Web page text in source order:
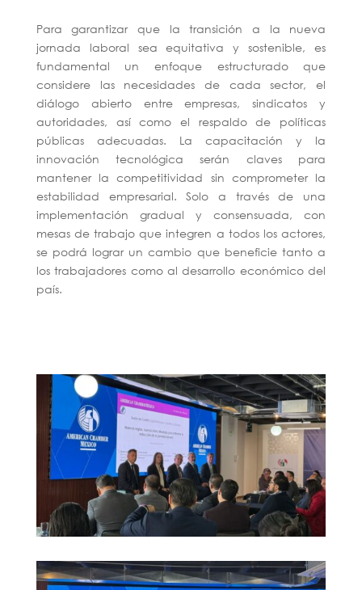
Para garantizar que la transición a la nueva
jornada laboral sea equitativa y sostenible, es
fundamental un enfoque estructurado que
considere las necesidades de cada sector, el
diálogo abierto entre empresas, sindicatos y
autoridades, así como el respaldo de políticas
públicas adecuadas. La capacitación y la
innovación tecnológica serán claves para
mantener la competitividad sin comprometer la
estabilidad empresarial. Solo a través de una
implementación gradual y consensuada, con
mesas de trabajo que integren a todos los actores,
se podrá lograr un cambio que beneficie tanto a
los trabajadores como al desarrollo económico del
país.